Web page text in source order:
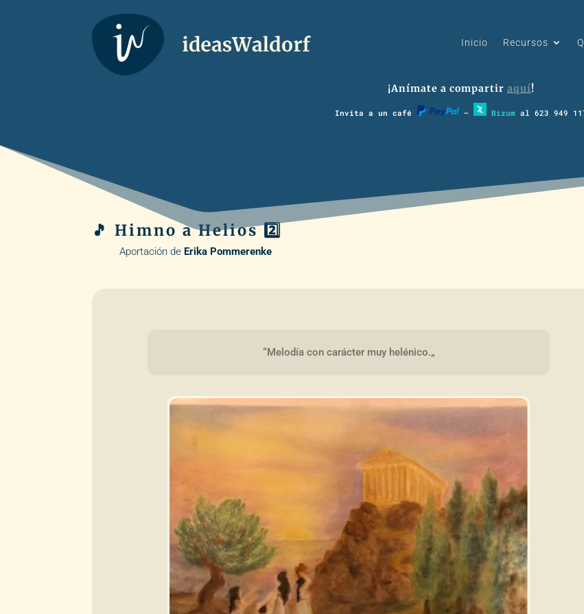
Inicio Recursos
¡Anímate a compartir aquí!
Invita a un café – Bizum al 623 949
🎵 Himno a Helios 2️⃣
Aportación de Erika Pommerenke
“Melodía con carácter muy helénico.„